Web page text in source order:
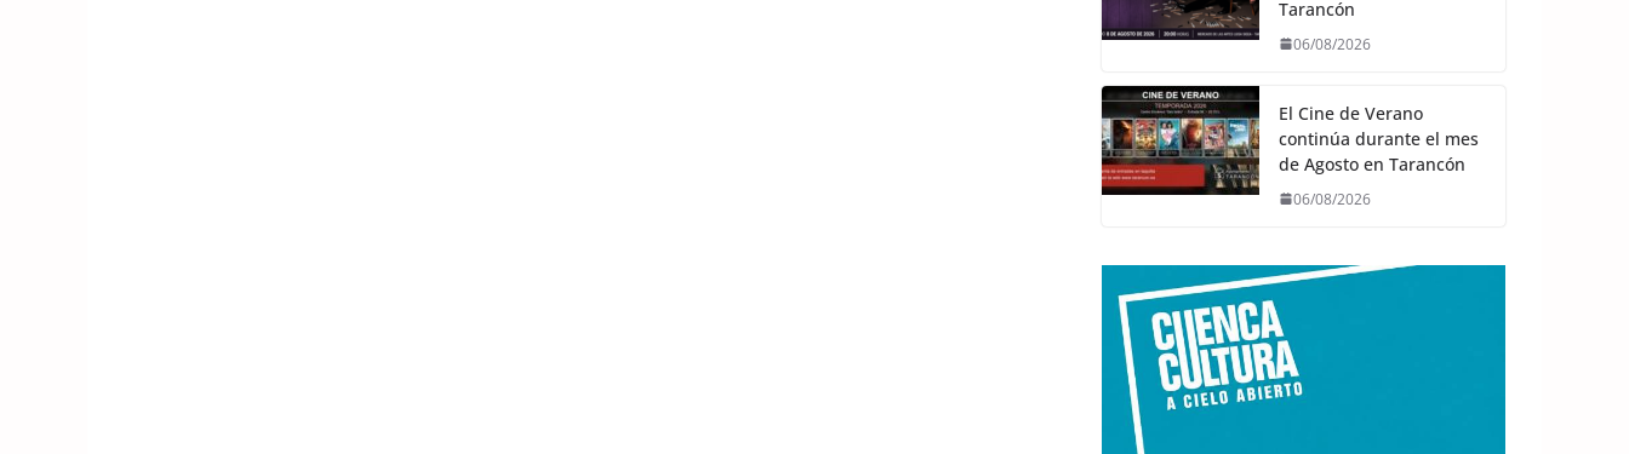
Tarancón
06/08/2026
El Cine de Verano
continúa durante el mes
de Agosto en Tarancón
06/08/2026